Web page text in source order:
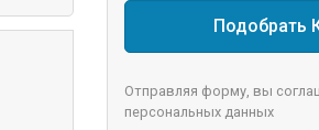
Подобрать
Отправляя форму, вы
персональных данных